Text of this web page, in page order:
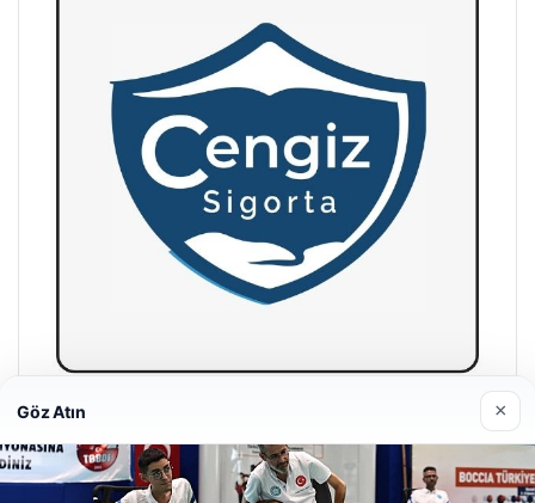
Hastaş Beton
26/05/2026
Göz Atın ×